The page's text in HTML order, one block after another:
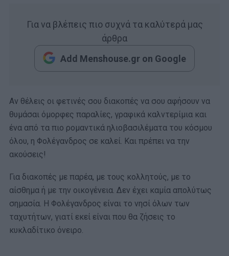
Για να βλέπεις πιο συχνά τα καλύτερά μας
άρθρα
Add Menshouse.gr on Google
Αν θέλεις οι φετινές σου διακοπές να σου αφήσουν να
θυμάσαι όμορφες παραλίες, γραφικά καλντερίμια και
ένα από τα πιο ρομαντικά ηλιοβασιλέματα του κόσμου
όλου, η Φολέγανδρος σε καλεί. Και πρέπει να την
ακούσεις!
Για διακοπές με παρέα, με τους κολλητούς, με το
αίσθημα ή με την οικογένεια. Δεν έχει καμία απολύτως
σημασία. Η Φολέγανδρος είναι το νησί όλων των
ταχυτήτων, γιατί εκεί είναι που θα ζήσεις το
κυκλαδίτικο όνειρο.